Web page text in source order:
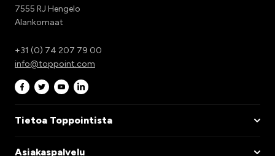
7555 RJ Hengelo
Alankomaat
+31 (0) 74 207 79 00
info@toppoint.com
Tietoa Toppointista
Asiakaspalvelu